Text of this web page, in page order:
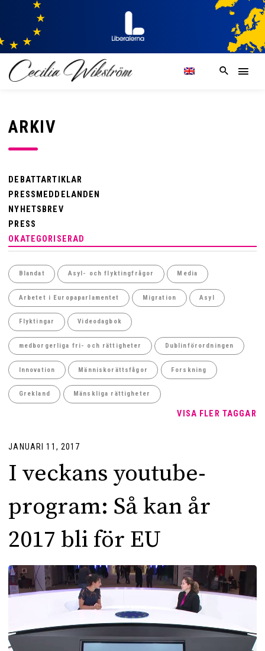
ARKIV
DEBATTARTIKLAR
PRESSMEDDELANDEN
NYHETSBREV
PRESS
OKATEGORISERAD
Blandat Asyl- och flyktingfrågor Media
Arbetet i Europaparlamentet Migration Asyl
Flyktingar Videodagbok
medborgerliga fri- och rättigheter Dublinförordningen
Innovation Människorättsfågor Forskning
Grekland Mänskliga rättigheter
VISA FLER TAGGAR
JANUARI 11, 2017
I veckans youtube-
program: Så kan år
2017 bli för EU